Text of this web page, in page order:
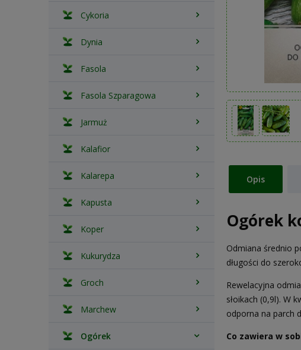
Cykoria
Dynia
Fasola
Fasola Szparagowa
Jarmuż
Kalafior
Kalarepa
Kapusta
Koper
Kukurydza
Groch
Marchew
Ogórek
Opis
Ogórek
Odmiana średnio
długości do
Rewelacyjna
słoikach (0,9l). W
odporna na parch
Co zawiera w